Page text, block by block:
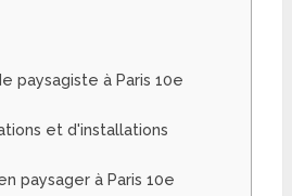
paysagiste à Paris 10e
et d'installations
paysager à Paris 10e